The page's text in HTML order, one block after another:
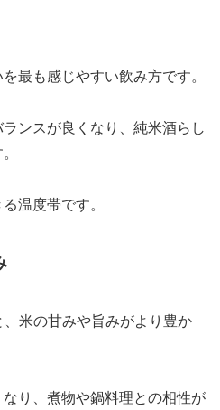
最も感じやすい飲み方です。
ンスが良くなり、純米酒らし
温度帯です。
米の甘みや旨みがより豊か
り、煮物や鍋料理との相性が